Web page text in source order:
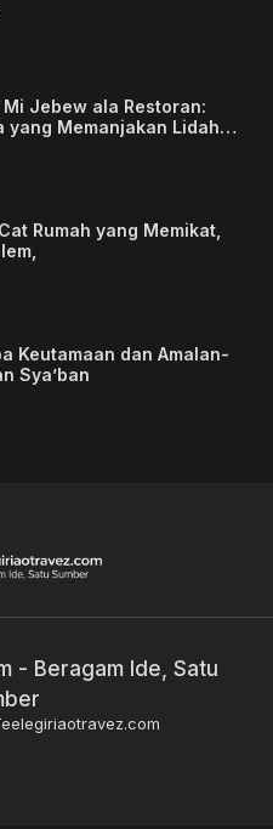
Jebew ala Restoran:
yang Memanjakan Lidah
Rumah yang Memikat,
Keutamaan dan Amalan-
Sya’ban
- Beragam Ide, Satu